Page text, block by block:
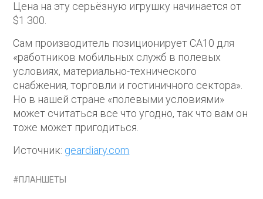
Цена на эту серьёзную игрушку начинается от
$1 300.
Сам производитель позиционирует CA10 для
«работников мобильных служб в полевых
условиях, материально-технического
снабжения, торговли и гостиничного сектора».
Но в нашей стране «полевыми условиями»
может считаться все что угодно, так что вам он
тоже может пригодиться.
Источник: geardiary.com
ПЛАНШЕТЫ